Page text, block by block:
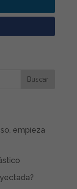
empieza